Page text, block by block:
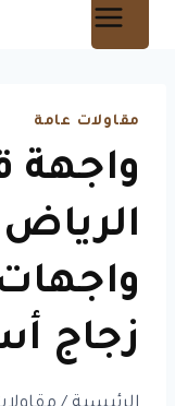
مقاولات عامة
واجهة
زجاج